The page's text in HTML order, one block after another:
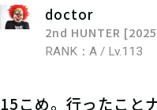
doctor
2nd HUNTER
RANK：A / Lv.113
15こめ。行ったことナ